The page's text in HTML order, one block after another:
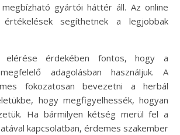
gyártói háttér áll. Az online
segíthetnek a legjobbak
érdekében fontos, hogy a
adagolásban használjuk. A
fokozatosan bevezetni a herbál
hogy megfigyelhessék, hogyan
Ha bármilyen kétség merül fel a
kapcsolatban, érdemes szakember